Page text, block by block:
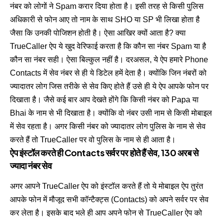
नंबर को लोगों ने Spam करार दिया होता है। इसी तरह से किसी पुलिस
अधिकारी से फोन आए तो नाम के साथ SHO या SP भी लिखा होता है
जैसा कि उनकी पोजिशन होती है। ऐसा आखिर क्यों आता है? क्या
TrueCaller ऐप ये खुद वेरिफाई करता है कि कौन सा नंबर Spam या है
कौन सा नंबर सही। ऐसा बिल्कुल नहीं है। दरअसल, ये ऐप हमारे Phone
Contacts में सेव नंबर से ही ये डिटेल हमें देता है। क्योंकि जिन नंबरों को
ज्यादातर लोग जिस तरीके से सेव किए होते हैं उसे ही ये ऐप आपके फोन पर
दिखाता है। जैसे कई बार आप देखते होंगे कि किसी नंबर को Papa या
Bhai के नाम से भी दिखाता है। क्योंकि वो नंबर उसी नाम से किसी मोबाइल
में सेव रहता है। अगर किसी नंबर को ज्यादातर लोग पुलिस के नाम से सेव
करते हैं तो TrueCaller पर वो पुलिस के नाम से ही आता है।
ऐप इंस्टॉल करते ही Contacts सर्वर पर होते हैं सेव, 130 अरब से
ज्यादा नंबर सेव
अगर आपने TrueCaller ऐप को इंस्टॉल करते हैं तो ये मोबाइल ऐप तुरंत
आपके फोन में मौजूद सभी कॉन्टैक्ट्स (Contacts) को अपने सर्वर पर सेव
कर लेता है। इसके बाद भले ही आप अपने फोन से TrueCaller ऐप को